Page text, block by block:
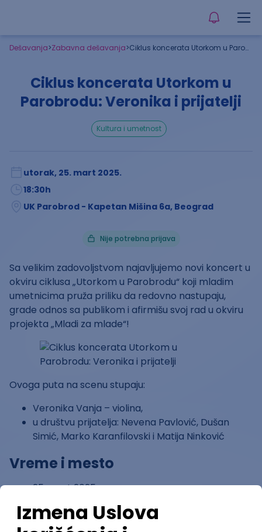
Dešavanja>Zabavna dešavanja> Ciklus koncerata Utorkom u Parobrodu: Veronika i prijatelji
Ciklus koncerata Utorkom u
Parobrodu: Veronika i prijatelji
kultura i umetnost
utorak, 25. mart 2025.
18:30h
UK Parobrod - Kapetan Mišina 6a, Beograd
Nije potrebna prijava
Sa velikim zadovoljstvom najavljujemo novi koncert u
okviru ciklusa „Utorkom u Parobrodu“ koji mladim
umetnicima pruža priliku da redovno nastupaju,
grade odnos sa publikom i afirmišu svoj rad u okviru
projekta „Mladi za mlade“!
Ovoga puta na scenu stupaju:
Veronika Vanja – violina,
u društvu prijatelja: Nevena Pavlović, Dušan
Simić, Marko Karanfilovski i Matija Ninković
Vreme i mesto
25. mart 2025.
UK Parobrod, Kapetan Mišina 6a